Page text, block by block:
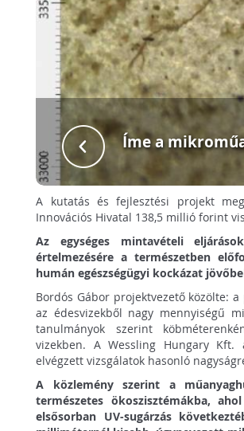
Íme a
A kutatás és fejlesztési projekt
Innovációs Hivatal 138,5 millió forint
Az egységes mintavételi
értelmezésére a természetben
humán egészségügyi kockázat
Bordós Gábor projektvezető közölte:
az édesvizekből nagy mennyiségű
tanulmányok szerint
vizekben. A Wessling Hungary Kft.
elvégzett vizsgálatok hasonló
A közlemény szerint a
természetes ökoszisztémákba,
elsősorban UV-sugárzás